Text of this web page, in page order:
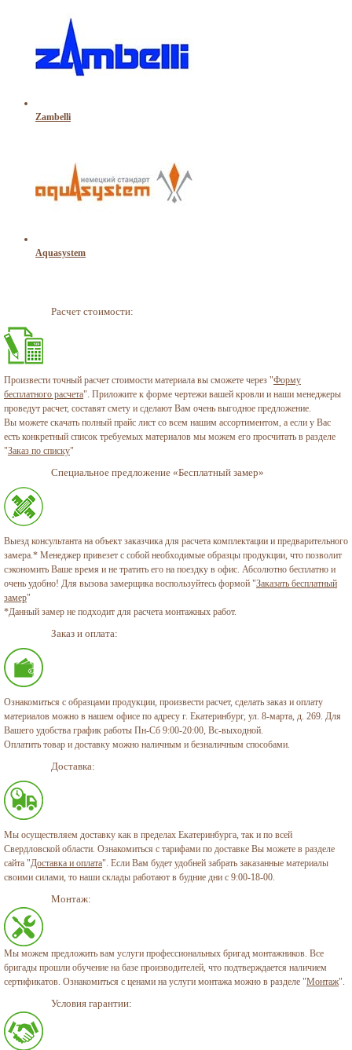
Zambelli
Aquasystem
Расчет стоимости:
Произвести точный расчет стоимости материала вы сможете через "Форму
бесплатного расчета". Приложите к форме чертежи вашей кровли и наши менеджеры
проведут расчет, составят смету и сделают Вам очень выгодное предложение.
Вы можете скачать полный прайс лист со всем нашим ассортиментом, а если у Вас
есть конкретный список требуемых материалов мы можем его просчитать в разделе
"Заказ по списку"
Специальное предложение «Бесплатный замер»
Выезд консультанта на объект заказчика для расчета комплектации и предварительного
замера.* Менеджер привезет с собой необходимые образцы продукции, что позволит
сэкономить Ваше время и не тратить его на поездку в офис. Абсолютно бесплатно и
очень удобно! Для вызова замерщика воспользуйтесь формой "Заказать бесплатный
замер"
*Данный замер не подходит для расчета монтажных работ.
Заказ и оплата:
Ознакомиться с образцами продукции, произвести расчет, сделать заказ и оплату
материалов можно в нашем офисе по адресу г. Екатеринбург, ул. 8-марта, д. 269. Для
Вашего удобства график работы Пн-Сб 9:00-20:00, Вс-выходной.
Оплатить товар и доставку можно наличным и безналичным способами.
Доставка:
Мы осуществляем доставку как в пределах Екатеринбурга, так и по всей
Свердловской области. Ознакомиться с тарифами по доставке Вы можете в разделе
сайта "Доставка и оплата". Если Вам будет удобней забрать заказанные материалы
своими силами, то наши склады работают в будние дни с 9:00-18-00.
Монтаж:
Мы можем предложить вам услуги профессиональных бригад монтажников. Все
бригады прошли обучение на базе производителей, что подтверждается наличием
сертификатов. Ознакомиться с ценами на услуги монтажа можно в разделе "Монтаж".
Условия гарантии: